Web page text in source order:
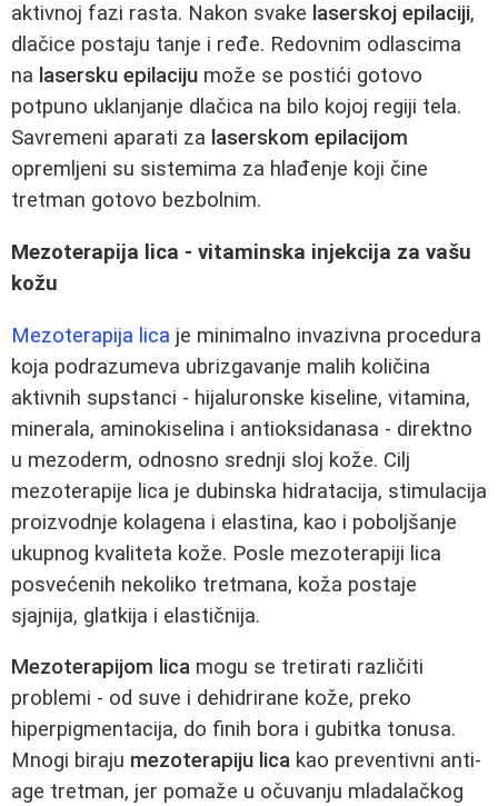
aktivnoj fazi rasta. Nakon svake laserskoj epilaciji,
dlačice postaju tanje i ređe. Redovnim odlascima
na lasersku epilaciju može se postići gotovo
potpuno uklanjanje dlačica na bilo kojoj regiji tela.
Savremeni aparati za laserskom epilacijom
opremljeni su sistemima za hlađenje koji čine
tretman gotovo bezbolnim.
Mezoterapija lica - vitaminska injekcija za vašu
kožu
Mezoterapija lica je minimalno invazivna procedura
koja podrazumeva ubrizgavanje malih količina
aktivnih supstanci - hijaluronske kiseline, vitamina,
minerala, aminokiselina i antioksidanasa - direktno
u mezoderm, odnosno srednji sloj kože. Cilj
mezoterapije lica je dubinska hidratacija, stimulacija
proizvodnje kolagena i elastina, kao i poboljšanje
ukupnog kvaliteta kože. Posle mezoterapiji lica
posvećenih nekoliko tretmana, koža postaje
sjajnija, glatkija i elastičnija.
Mezoterapijom lica mogu se tretirati različiti
problemi - od suve i dehidrirane kože, preko
hiperpigmentacija, do finih bora i gubitka tonusa.
Mnogi biraju mezoterapiju lica kao preventivni anti-
age tretman, jer pomaže u očuvanju mladalačkog